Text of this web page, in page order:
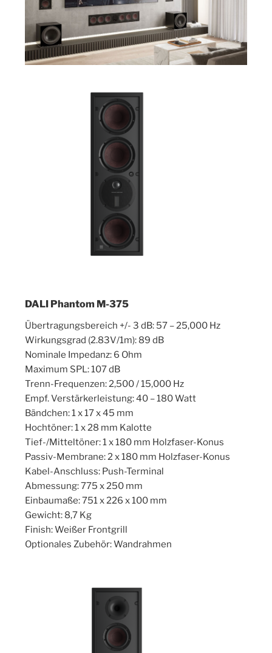
DALI Phantom M-375
Übertragungsbereich +/- 3 dB: 57 – 25,000 Hz
Wirkungsgrad (2.83V/1m): 89 dB
Nominale Impedanz: 6 Ohm
Maximum SPL: 107 dB
Trenn-Frequenzen: 2,500 / 15,000 Hz
Empf. Verstärkerleistung: 40 – 180 Watt
Bändchen: 1 x 17 x 45 mm
Hochtöner: 1 x 28 mm Kalotte
Tief-/Mitteltöner: 1 x 180 mm Holzfaser-Konus
Passiv-Membrane: 2 x 180 mm Holzfaser-Konus
Kabel-Anschluss: Push-Terminal
Abmessung: 775 x 250 mm
Einbaumaße: 751 x 226 x 100 mm
Gewicht: 8,7 Kg
Finish: Weißer Frontgrill
Optionales Zubehör: Wandrahmen